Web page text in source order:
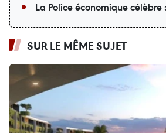
La Police économique célèbre
SUR LE MÊME SUJET